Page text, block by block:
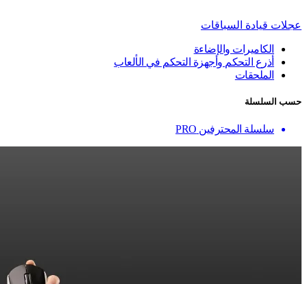
عجلات قيادة السباقات
الكاميرات والإضاءة
أذرع التحكم وأجهزة التحكم في الألعاب
الملحقات
حسب السلسلة
سلسلة المحترفين PRO